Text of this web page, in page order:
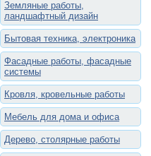
Земляные работы,
ландшафтный дизайн
Бытовая техника, электроника
Фасадные работы, фасадные
системы
Кровля, кровельные работы
Мебель для дома и офиса
Дерево, столярные работы